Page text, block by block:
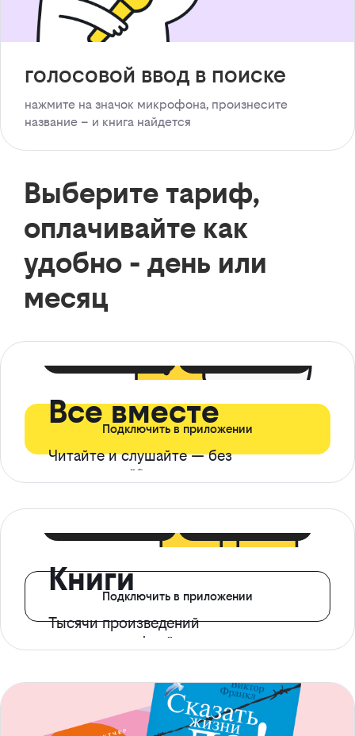
голосовой ввод в поиске
нажмите на значок микрофона, произнесите
название – и книга найдется
Выберите тариф,
оплачивайте как
удобно - день или
месяц
Все вместе
Читайте и слушайте — без
ограничений*
Подключить в приложении
Книги
Тысячи произведений
с доступом офлайн
Подключить в приложении